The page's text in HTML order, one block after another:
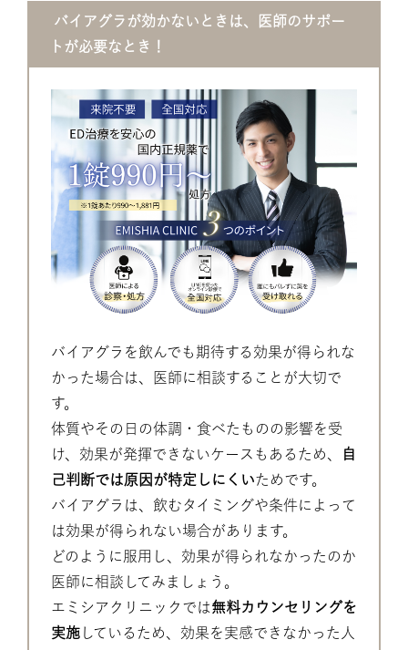
バイアグラが効かないときは、医師のサポー
トが必要なとき！
バイアグラを飲んでも期待する効果が得られな
かった場合は、医師に相談することが大切で
す。
体質やその日の体調・食べたものの影響を受
け、効果が発揮できないケースもあるため、
自
己判断では原因が特定しにくいためです。
バイアグラは、飲むタイミングや条件によって
は効果が得られない場合があります。
どのように服用し、効果が得られなかったのか
医師に相談してみましょう。
エミシアクリニックでは無料カウンセリングを
実施 しているため、効果を実感できなかった人